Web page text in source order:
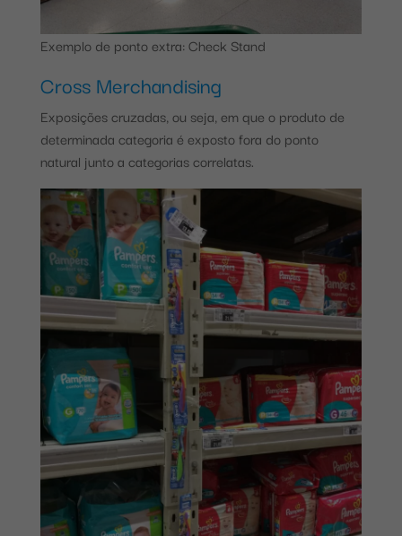
Exemplo de ponto extra: Check Stand
Cross Merchandising
Exposições cruzadas, ou seja, em que o produto de
determinada categoria é exposto fora do ponto
natural junto a categorias correlatas.